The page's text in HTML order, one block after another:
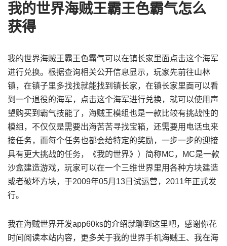
我的世界海贼王霸王色霸气怎么
获得
我的世界海贼王霸王色霸气可以在镇长家里面点击这个海军
进行兑换。根据查询相关公开信息显示，玩家先前往山林
镇，在镇子里多找找就能找到镇长家，在镇长家里面可以看
到一个退役的海军，点击这个海军进行兑换，就可以使用声
望购买到霸气技能了，海贼王模组也是一款比较有挑战性的
模组，不仅仅是需要出海苦苦寻找宝箱，还需要用电话虫来
接任务，而每个任务也都会给特定的奖励，一步一步的迎接
具有更大挑战的任务，《我的世界》）简称MC，MC是一款
沙盒建造游戏，玩家可以在一个三维世界里用各种方块建造
或者破坏方块，于2009年05月13日试运营，2011年正式发
行。
我在海贼世界开发app60ks的介绍就聊到这里吧，感谢你花
时间阅读本站内容，更多关于我的世界手机海贼王、我在海